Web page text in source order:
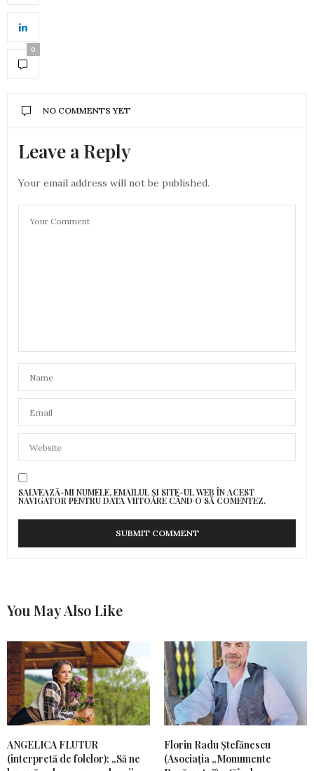
0
NO COMMENTS YET
Leave a Reply
Your email address will not be published.
SALVEAZĂ-MI NUMELE, EMAILUL ȘI SITE-UL WEB ÎN ACEST
NAVIGATOR PENTRU DATA VIITOARE CÂND O SĂ COMENTEZ.
You May Also Like
ANGELICA FLUTUR
(interpretă de folclor): „Să ne
Florin Radu Ștefănescu
(Asociația „Monumente